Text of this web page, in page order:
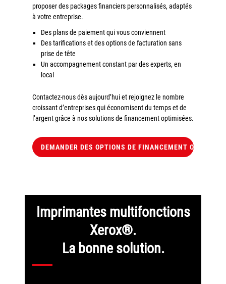
Newsletter
Plan du site
Politique de confidentialité
© Axilis
proposer des packages financiers personnalisés, adaptés
à votre entreprise.
Des plans de paiement qui vous conviennent
Des tarifications et des options de facturation sans
prise de tête
Un accompagnement constant par des experts, en
local
Contactez-nous dès aujourd’hui et rejoignez le nombre
croissant d’entreprises qui économisent du temps et de
l’argent grâce à nos solutions de financement optimisées.
DEMANDER DES OPTIONS DE FINANCEMENT
Imprimantes multifonctions
Xerox®.
La bonne solution.